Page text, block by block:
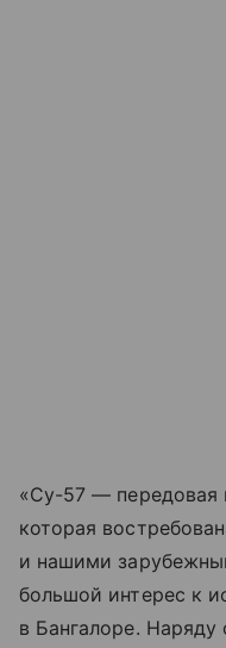
«Су-57 — передовая
которая
и нашими
большой интерес к
в Бангалоре.